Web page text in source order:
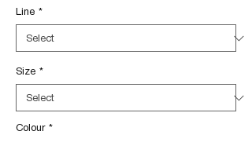
Line *
Size *
Colour *